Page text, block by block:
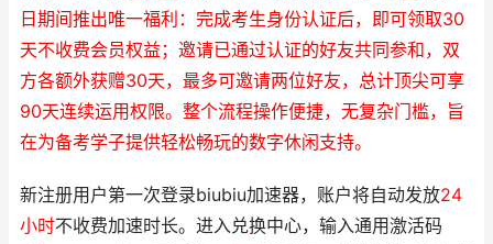
日期间推出唯一福利：完成考生身份认证后，即可领取30
天不收费会员权益；邀请已通过认证的好友共同参和，双
方各额外获赠30天，最多可邀请两位好友，总计顶尖可享
90天连续运用权限。整个流程操作便捷，无复杂门槛，旨
在为备考学子提供轻松畅玩的数字休闲支持。
新注册用户第一次登录biubiu加速器，账户将自动发放24
小时不收费加速时长。进入兑换中心，输入通用激活码